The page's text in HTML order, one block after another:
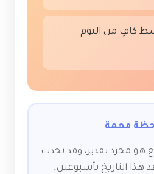
كافٍ من النوم
مهمة
هو مجرد تقدير، وقد تحدث
هذا التاريخ بأسبوعين.